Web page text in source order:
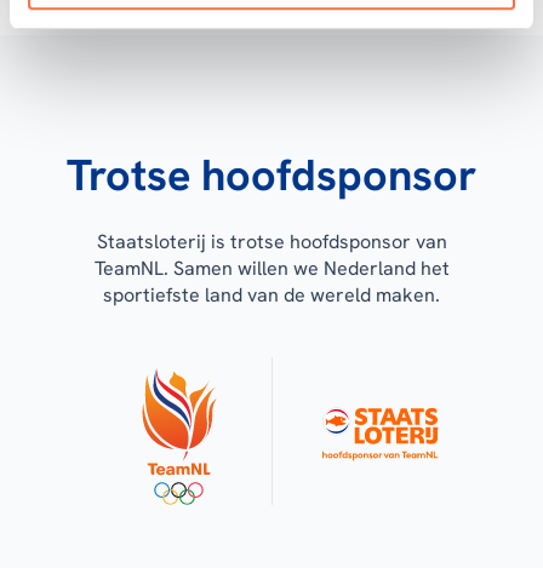
Trotse hoofdsponsor
Staatsloterij is trotse hoofdsponsor van
TeamNL. Samen willen we Nederland het
sportiefste land van de wereld maken.